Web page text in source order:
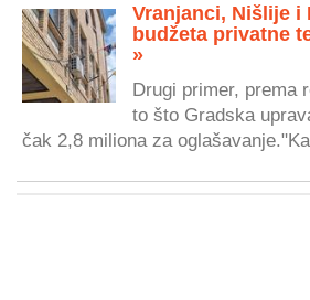
Vranjanci, Nišlije i
budžeta privatne
»
Drugi primer, prema
to što Gradska
čak 2,8 miliona za